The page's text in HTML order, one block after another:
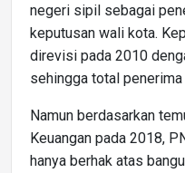
negeri sipil sebagai
keputusan wali kota.
direvisi pada 2010
sehingga total
Namun berdasarkan
Keuangan pada 2018,
hanya berhak atas